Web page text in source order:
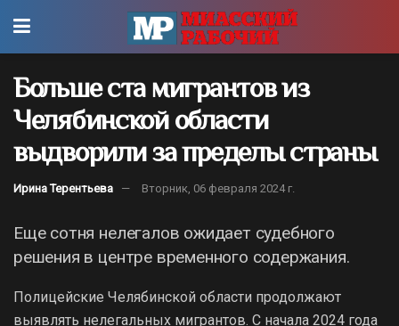
Больше ста мигрантов из
Челябинской области
выдворили за пределы страны
Ирина Терентьева Вторник, 06 февраля 2024 г.
Еще сотня нелегалов ожидает судебного
решения в центре временного содержания.
Полицейские Челябинской области продолжают
выявлять нелегальных мигрантов. С начала 2024 года